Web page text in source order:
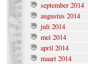
september 2014
augustus 2014
juli 2014
mei 2014
april 2014
maart 2014